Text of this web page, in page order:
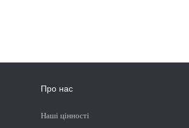
Про нас
Наші цінності